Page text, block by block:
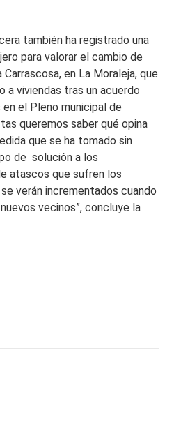
también ha registrado una
para valorar el cambio de
en La Moraleja, que
a viviendas tras un acuerdo
el Pleno municipal de
queremos saber qué opina
que se ha tomado sin
de solución a los
atascos que sufren los
verán incrementados cuando
vecinos”, concluye la